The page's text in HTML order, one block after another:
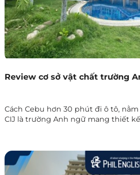
Review cơ sở vật chất trường
Cách Cebu hơn 30 phút đi ô tô,
CIJ là trường Anh ngữ mang thiết
thích không gian thiên nhiên. Hãy
hiểu về những nét nổi bật trong
cơ sở vật chất của trường nhé!